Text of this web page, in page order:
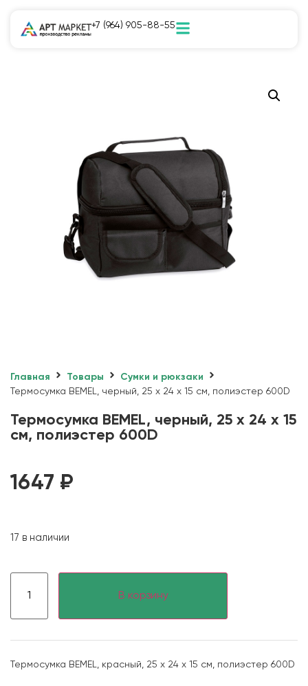
+7 (964) 905-88-55
Главная Товары
Сумки и рюкзаки
Термосумка BEMEL, черный, 25 x 24 x 15 см, полиэстер 600D
Термосумка BEMEL, черный, 25 x 24 x 15
см, полиэстер 600D
1647 ₽
17 в наличии
В корзину
Термосумка BEMEL, красный, 25 x 24 x 15 см, полиэстер 600D